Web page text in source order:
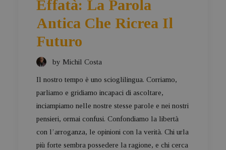
Effatà: La Parola
Antica Che Ricrea Il
Futuro
by Michil Costa
Il nostro tempo è uno scioglilingua. Corriamo,
parliamo e gridiamo incapaci di ascoltare,
inciampiamo nelle nostre stesse parole e nei nostri
pensieri, ormai confusi. Confondiamo la libertà
con l’arroganza, le opinioni con la verità. Chi urla
più forte sembra possedere la ragione, e chi cerca